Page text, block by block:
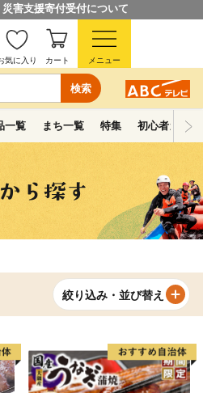
害支援寄付受付について
検索
気に入り カート メニュー
一覧 まち一覧 特集 初心者ガイド
絞り込み・並び替え